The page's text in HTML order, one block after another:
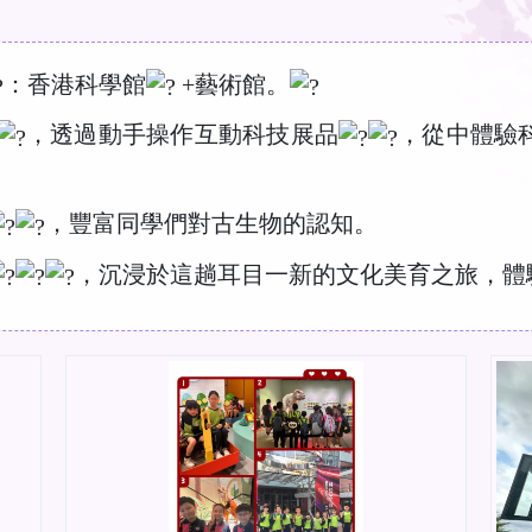
：香港科學館
+藝術館。
，透過動手操作互動科技展品
，從中體
，豐富同學們對古生物的認知。
，沉浸於這趟耳目一新的文化美育之旅，